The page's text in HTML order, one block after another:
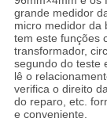
grande medidor
micro medidor da
tem este funções
transformador,
segundo do teste
lê o
verifica o direito
do reparo, etc.
e conveniente.